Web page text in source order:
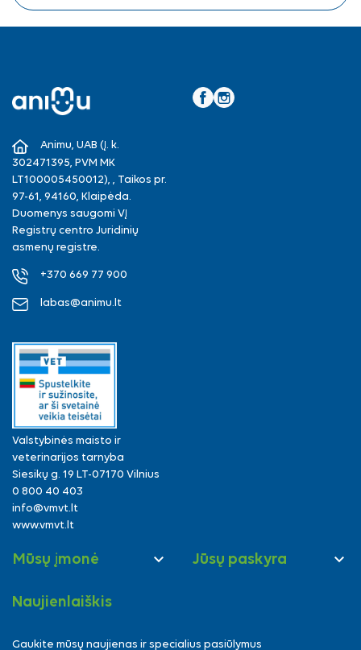
Animu, UAB (Į. k.
302471395, PVM MK
LT100005450012), , Taikos pr.
97-61, 94160, Klaipėda.
Duomenys saugomi VĮ
Registrų centro Juridinių
asmenų registre.
+370 669 77 900
labas@animu.lt
Valstybinės maisto ir
veterinarijos tarnyba
Siesikų g. 19 LT-07170 Vilnius
0 800 40 403
info@vmvt.lt
www.vmvt.lt
Mūsų įmonė  Jūsų paskyra 
Naujienlaiškis
Gaukite mūsų naujienas ir specialius pasiūlymus